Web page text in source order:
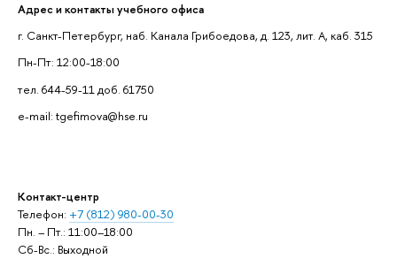
Адрес и контакты учебного офиса
г. Санкт-Петербург, наб. Канала Грибоедова, д. 123, лит. А, каб. 315
Пн-Пт: 12:00-18:00
тел. 644-59-11 доб. 61750
e-mail: tgefimova@hse.ru
Контакт-центр
Телефон: +7 (812) 980-00-30
Пн. – Пт.: 11:00–18:00
Сб-Вс.: Выходной